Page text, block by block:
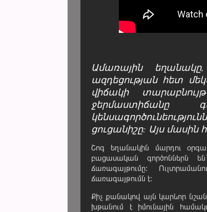
Ամառային
ազդեցության հետ
վիճակի
ջերմաստիճանը
ցուցանիշը: Այս մասին
Շոգ եղանակին մարդու
բացասական գործոններն
ճառագայթումը:
ճառագայթումն է:
Քիչ քանակով այն կարևոր
խթանում է իմունային